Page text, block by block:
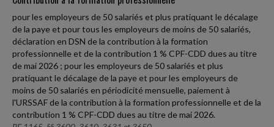
pour les employeurs de 50 salariés et plus pratiquant le décalage
de la paye et pour tous les employeurs de moins de 50 salariés,
déclaration en DSN de la contribution à la formation
professionnelle et de la contribution 1 % CPF-CDD dues au titre
de mai 2026 ; pour les employeurs de 50 salariés et plus
pratiquant le décalage de la paye et pour les employeurs de
moins de 50 salariés en périodicité mensuelle, paiement à
l'URSSAF de la contribution à la formation professionnelle et de la
contribution 1 % CPF-CDD dues au titre de mai 2026.